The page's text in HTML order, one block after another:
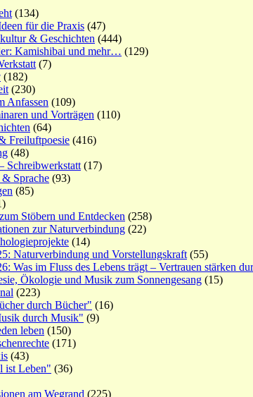
(134)
für die Praxis (47)
& Geschichten (444)
Kamishibai und mehr… (129)
(7)
(182)
(230)
Anfassen (109)
und Vorträgen (110)
(64)
Freiluftpoesie (416)
(48)
Schreibwerkstatt (17)
Sprache (93)
(85)
Stöbern und Entdecken (258)
zur Naturverbindung (22)
(14)
Naturverbindung und Vorstellungskraft (55)
Was im Fluss des Lebens trägt – Vertrauen stärken
Ökologie und Musik zum Sonnengesang (15)
(223)
durch Bücher" (16)
durch Musik" (9)
leben (150)
(171)
(43)
ist Leben" (36)
am Wegrand (225)